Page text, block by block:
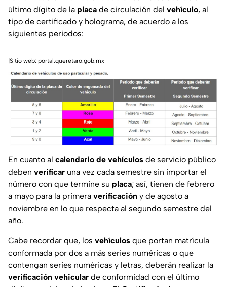
último dígito de la placa de circulación del vehículo, al
tipo de certificado y holograma, de acuerdo a los
siguientes periodos:
|Sitio web: portal.queretaro.gob.mx
En cuanto al calendario de vehículos de servicio público
deben verificar una vez cada semestre sin importar el
número con que termine su placa; así, tienen de febrero
a mayo para la primera verificación y de agosto a
noviembre en lo que respecta al segundo semestre del
año.
Cabe recordar que, los vehículos que portan matrícula
conformada por dos a más series numéricas o que
contengan series numéricas y letras, deberán realizar la
verificación vehicular de conformidad con el último